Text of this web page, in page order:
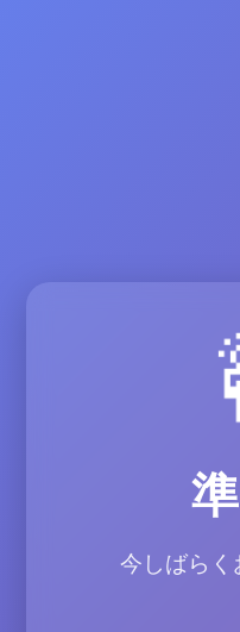
今しばらく